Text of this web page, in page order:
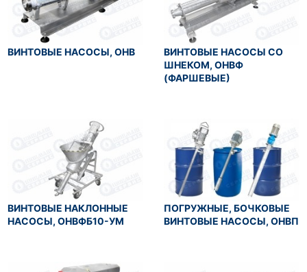
ВИНТОВЫЕ НАСОСЫ, ОНВ
ВИНТОВЫЕ НАСОСЫ СО
ШНЕКОМ, ОНВФ
(ФАРШЕВЫЕ)
ВИНТОВЫЕ НАКЛОННЫЕ
НАСОСЫ, ОНВФБ10-УМ
ПОГРУЖНЫЕ, БОЧКОВЫЕ
ВИНТОВЫЕ НАСОСЫ, ОНВП